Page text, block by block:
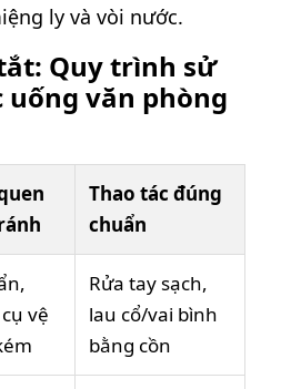
ly và vòi nước.
Quy trình sử
văn phòng
Thao tác đúng
chuẩn
vệ
Rửa tay sạch,
lau cổ/vai bình
bằng cồn